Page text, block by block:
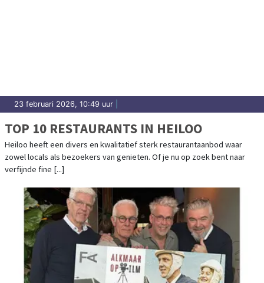
23 februari 2026, 10:49 uur
TOP 10 RESTAURANTS IN HEILOO
Heiloo heeft een divers en kwalitatief sterk restaurantaanbod waar
zowel locals als bezoekers van genieten. Of je nu op zoek bent naar
verfijnde fine [...]